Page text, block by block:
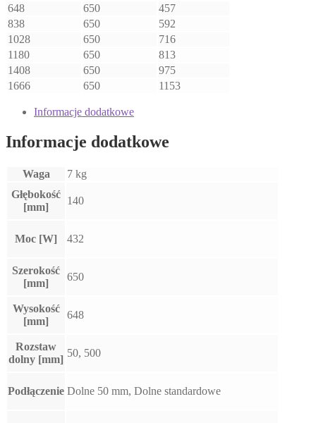
648
650
457
838
650
592
1028
650
716
1180
650
813
1408
650
975
1666
650 1153
Informacje dodatkowe
Informacje dodatkowe
Waga
7 kg
Głębokość
[mm]
140
Moc [W] 432
Szerokość
[mm]
650
Wysokość
[mm]
648
Rozstaw
dolny [mm]
50, 500
Podłączenie Dolne 50 mm, Dolne standardowe